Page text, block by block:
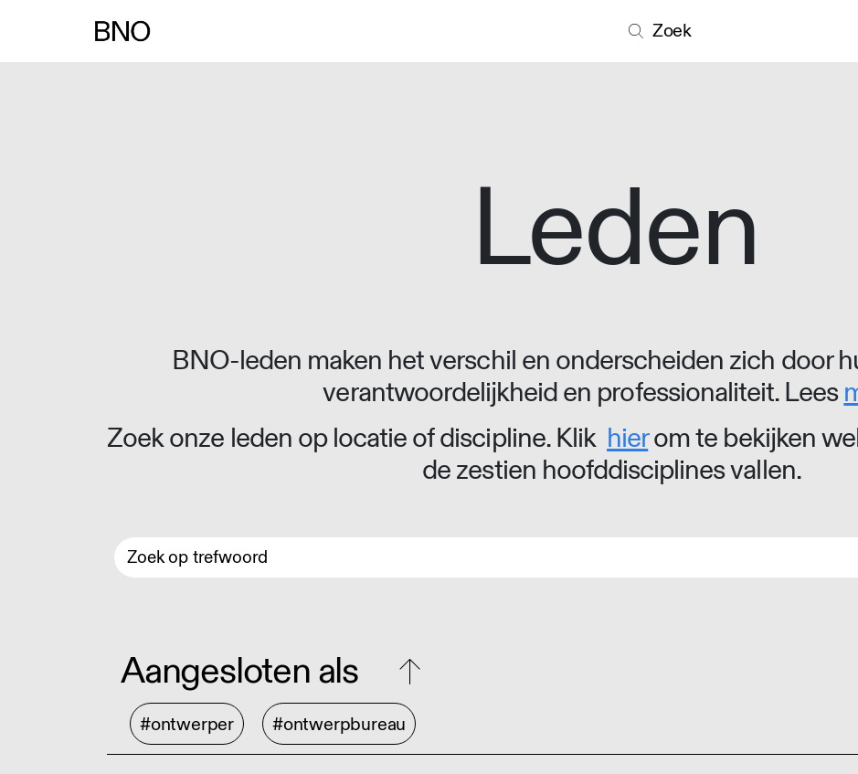
Zoek
Leden
BNO-leden maken het verschil en onderscheiden zich door
verantwoordelijkheid en professionaliteit. Lees
Zoek onze leden op locatie of discipline. Klik hierom te bekijken
de zestien hoofddisciplines vallen.
Aangesloten als
#ontwerper #ontwerpbureau